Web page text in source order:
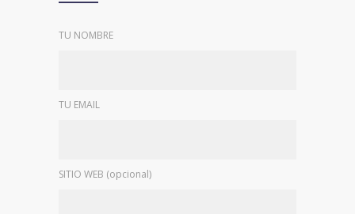
TU NOMBRE
TU EMAIL
SITIO WEB (opcional)